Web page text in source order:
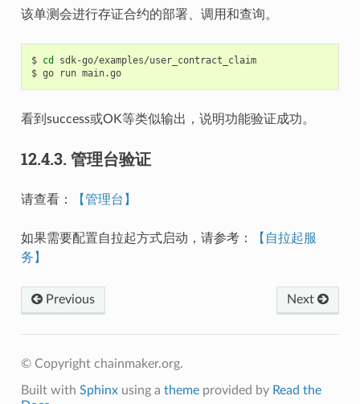
该单测会进行存证合约的部署、调用和查询。
$ cd
sdk-go/examples/user_contract_claim
$ go run main.go
看到success或OK等类似输出，说明功能验证成功。
12.4.3. 管理台验证
请查看： 【管理台】
如果需要配置自拉起方式启动，请参考：
【自拉起服
务】
Previous Next
© Copyright chainmaker.org.
Built with Sphinxusing a themeprovided by Read the